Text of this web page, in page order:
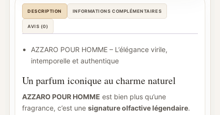
DESCRIPTION INFORMATIONS COMPLÉMENTAIRES
AVIS (0)
AZZARO POUR HOMME – L’élégance virile,
intemporelle et authentique
Un parfum iconique au charme naturel
AZZARO POUR HOMME est bien plus qu’une
fragrance, c’est une signature olfactive légendaire.